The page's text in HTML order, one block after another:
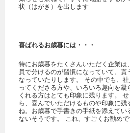
状（はがき）を出します
喜ばれるお歳暮には・・・
特にお歳暮をたくさんいただく企業は
員で分けるのが習慣になっていて、貰
なっていたりします。 その中でも、
ってくださる方や、いろいろ趣向を凝
くれる方はとても印象に残ります。
ら、喜んでいただけるものや印象に残
ね。お歳暮で手書きの手紙を添えてい
ないそうです。 これ、すごくお勧めで